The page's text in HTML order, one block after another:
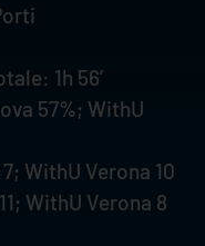
1h 56’
57%; WithU
WithU Verona 10
WithU Verona 8